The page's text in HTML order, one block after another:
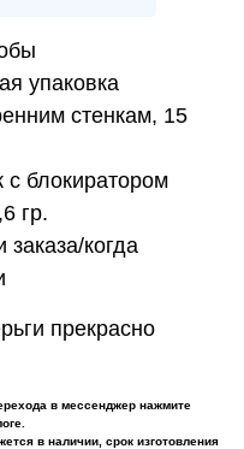
упаковка
стенкам, 15
блокиратором
гр.
когда
прекрасно
в мессенджер нажмите
в наличии, срок изготовления